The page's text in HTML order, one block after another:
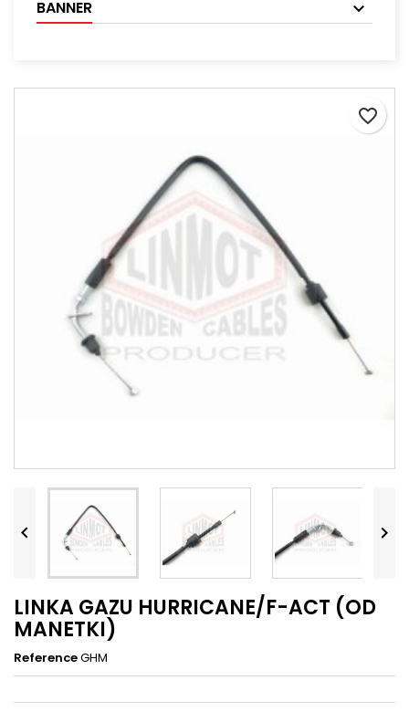
BANNER
favorite_border
 
 
LINKA GAZU HURRICANE/F-ACT (OD
MANETKI)
ReferenceGHM